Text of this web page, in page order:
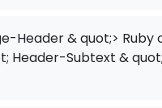
Header & quot;> Ruby
Header-Subtext &